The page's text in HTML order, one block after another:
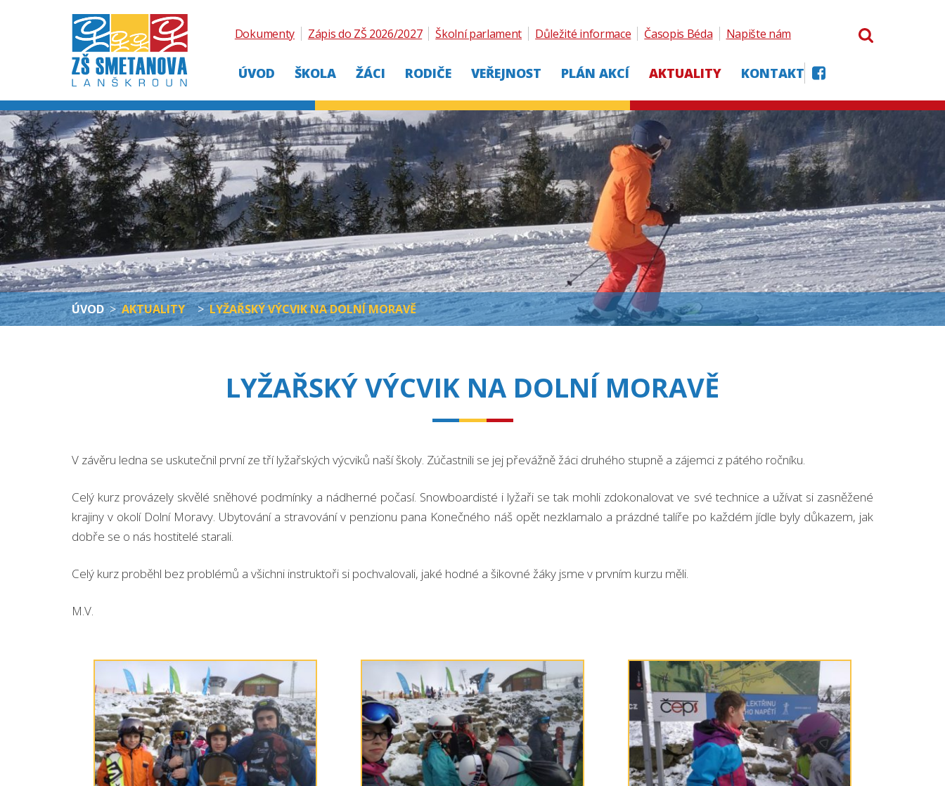
ÚVOD ŠKOLA ŽÁCI RODIČE VEŘEJNOST PLÁN AKCÍ AKTUALITY KONTAKT
Dokumenty Zápis do ZŠ 2026/2027 Školní parlament Důležité informace Časopis Béda Napište nám
ÚVOD > AKTUALITY > LYŽAŘSKÝ VÝCVIK NA DOLNÍ MORAVĚ
LYŽAŘSKÝ VÝCVIK NA DOLNÍ MORAVĚ
V závěru ledna se uskutečnil první ze tří lyžařských výcviků naší školy. Zúčastnili se jej převážně žáci druhého stupně a zájemci z pátého ročníku.
Celý kurz provázely skvělé sněhové podmínky a nádherné počasí. Snowboardisté i lyžaři se tak mohli zdokonalovat ve své technice a užívat si zasněžené
krajiny v okolí Dolní Moravy. Ubytování a stravování v penzionu pana Konečného náš opět nezklamalo a prázdné talíře po každém jídle byly důkazem, jak
dobře se o nás hostitelé starali.
Celý kurz proběhl bez problémů a všichni instruktoři si pochvalovali, jaké hodné a šikovné žáky jsme v prvním kurzu měli.
M.V.